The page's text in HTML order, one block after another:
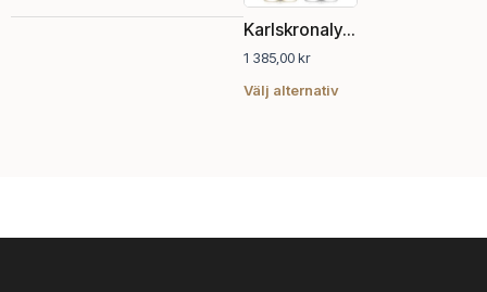
Karlskronalykta
1 385,00kr
Välj alternativ
varianter.
De